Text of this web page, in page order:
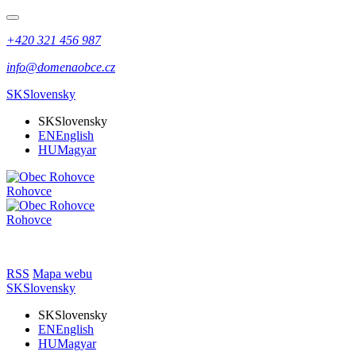
+420 321 456 987
info@domenaobce.cz
SKSlovensky
SKSlovensky
ENEnglish
HUMagyar
Rohovce
Rohovce
RSS Mapa webu
SKSlovensky
SKSlovensky
ENEnglish
HUMagyar